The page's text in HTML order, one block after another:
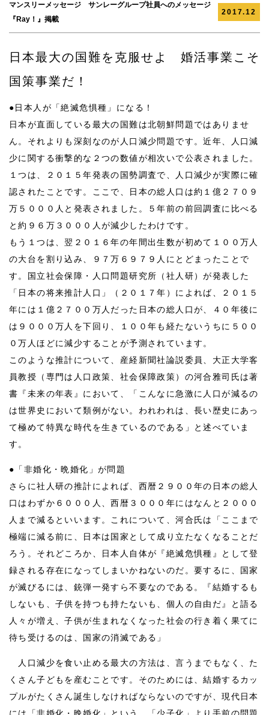
マンスリーメッセージ サンレーグループ社員へのメッセージ
『Ray！』掲載
2017.12
日本最大の国難を克服せよ 婚活事業こそ
国策事業だ！
●日本人が「絶滅危惧種」になる！
日本が直面している最大の国難は北朝鮮問題ではありませ
ん。それよりも深刻なのが人口減少問題です。近年、人口減
少に関する衝撃的な２つの数値が相次いで公表されました。
１つは、２０１５年発表の国勢調査で、人口減少が実際に確
認されたことです。ここで、日本の総人口は約１億２７０９
万５０００人と発表されました。５年前の前回調査に比べる
と約９６万３０００人が減少したわけです。
もう１つは、翌２０１６年の年間出生数が初めて１００万人
の大台を割り込み、９７万６９７９人にとどまったことで
す。国立社会保障・人口問題研究所（社人研）が発表した
「日本の将来推計人口」（２０１７年）によれば、２０１５
年には１億２７００万人だった日本の総人口が、４０年後に
は９０００万人を下回り、１００年も経たないうちに５００
０万人ほどに減少することが予測されています。
このような推計について、産経新聞社論説委員、大正大学客
員教授（専門は人口政策、社会保障政策）の河合雅司氏は著
書『未来の年表』において、「こんなに急激に人口が減るの
は世界史において類例がない。われわれは、長い歴史にあっ
て極めて特異な時代を生きているのである」と述べていま
す。
●「非婚化・晩婚化」が問題
さらに社人研の推計によれば、西暦２９００年の日本の総人
口はわずか６０００人、西暦３０００年にはなんと２０００
人まで減るといいます。これについて、河合氏は「ここまで
極端に減る前に、日本は国家として成り立たなくなることだ
ろう。それどころか、日本人自体が『絶滅危惧種』として登
録される存在になってしまいかねないのだ。要するに、国家
が滅びるには、銃弾一発すら不要なのである。『結婚するも
しないも、子供を持つも持たないも、個人の自由だ』と語る
人々が増え、子供が生まれなくなった社会の行き着く果てに
待ち受けるのは、国家の消滅である」
人口減少を食い止める最大の方法は、言うまでもなく、た
くさん子どもを産むことです。そのためには、結婚するカッ
プルがたくさん誕生しなければならないのですが、現代日本